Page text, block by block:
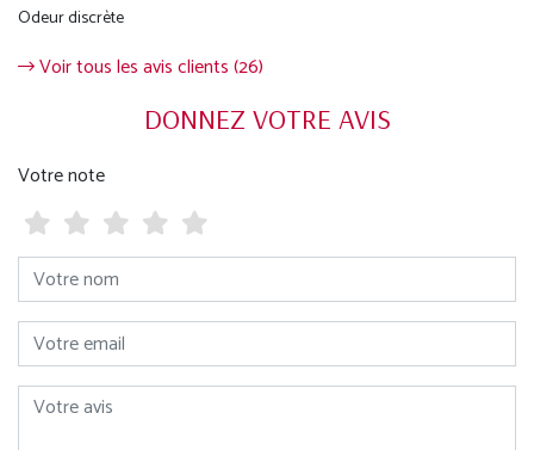
Odeur discrète
Voir tous les avis clients (26)
DONNEZ VOTRE AVIS
Votre note
Votre nom
Votre email
Votre avis